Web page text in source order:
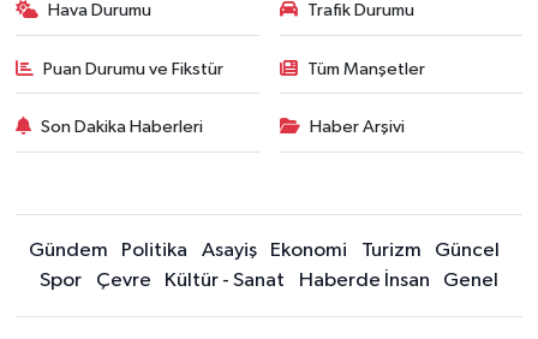
Hava Durumu Trafik Durumu
Puan Durumu ve Fikstür Tüm Manşetler
Son Dakika Haberleri Haber Arşivi
Gündem Politika Asayiş Ekonomi Turizm
Güncel
Spor
Çevre Kültür - Sanat Haberde İnsan Genel